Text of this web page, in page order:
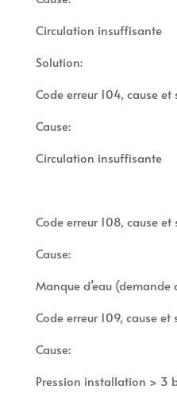
Circulation insuffisante
Solution:
Code erreur 104, cause
Cause:
Circulation insuffisante
Code erreur 108, cause
Cause:
Manque d’eau (demande
Code erreur 109, cause et
Cause:
Pression installation > 3